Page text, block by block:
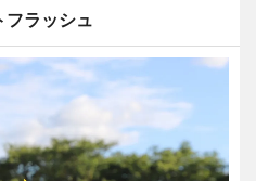
フラッシュ